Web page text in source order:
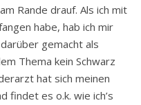
Rande drauf. Als ich mit
habe, hab ich mir
gemacht als
Thema kein Schwarz
hat sich meinen
findet es o.k. wie ich’s